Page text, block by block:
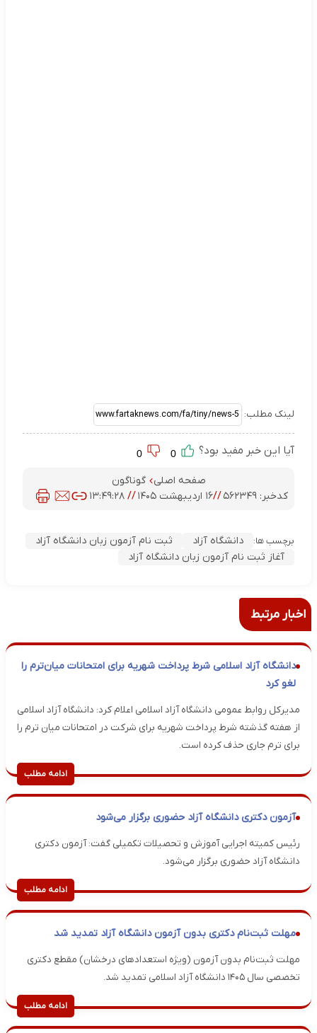
لینک مطلب:
آیا این خبر مفید بود؟
صفحه اصلی
گوناگون
کدخبر:۵۶۲۳۴۹ //۱۶ اردیبهشت ۱۴۰۵ //۱۳:۴۹:۲۸
برچسب ها: دانشگاه آزاد
ثبت نام آزمون زبان دانشگاه آزاد
آغاز ثبت نام آزمون زبان دانشگاه آزاد
اخبار مرتبط
دانشگاه آزاد اسلامی شرط پرداخت شهریه برای امتحانات میان‌ترم را
لغو کرد
مدیرکل روابط عمومی دانشگاه آزاد اسلامی اعلام کرد: دانشگاه آزاد اسلامی
از هفته گذشته شرط پرداخت شهریه برای شرکت در امتحانات میان ترم را
برای ترم جاری حذف کرده است.
ادامه مطلب
آزمون دکتری دانشگاه آزاد حضوری برگزار می‌شود
رئیس کمیته اجرایی آموزش و تحصیلات تکمیلی گفت: آزمون دکتری
دانشگاه آزاد حضوری برگزار می‌شود.
ادامه مطلب
مهلت ثبت‌نام دکتری بدون آزمون دانشگاه آزاد تمدید شد
مهلت ثبت‌نام بدون آزمون (ویژه استعدادهای درخشان) مقطع دکتری
تخصصی سال ۱۴۰۵ دانشگاه آزاد اسلامی تمدید شد.
ادامه مطلب